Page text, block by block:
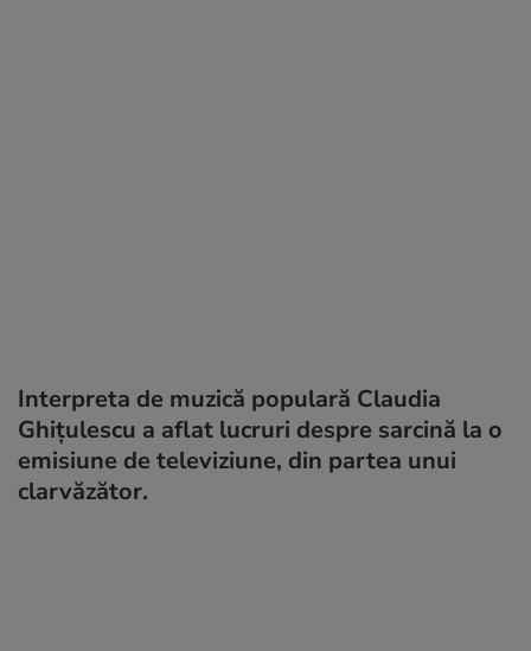
Interpreta de muzică populară Claudia
Ghițulescu a aflat lucruri despre sarcină la o
emisiune de televiziune, din partea unui
clarvăzător.